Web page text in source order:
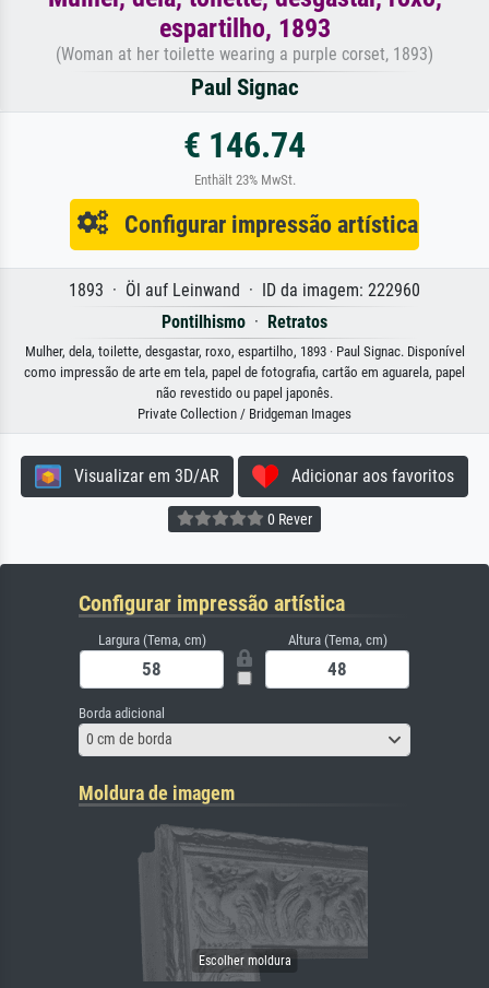
espartilho, 1893
(Woman at her toilette wearing a purple corset, 1893)
Paul Signac
€ 146.74
Enthält 23% MwSt.
Configurar impressão artística
1893 · Öl auf Leinwand · ID da imagem: 222960
Pontilhismo · Retratos
Mulher, dela, toilette, desgastar, roxo, espartilho, 1893 · Paul Signac. Disponível
como impressão de arte em tela, papel de fotografia, cartão em aguarela, papel
não revestido ou papel japonês.
Private Collection / Bridgeman Images
Visualizar em 3D/AR Adicionar aos favoritos
0 Rever
Configurar impressão artística
Largura (Tema, cm) Altura (Tema, cm)
Borda adicional
0 cm de borda
Moldura de imagem